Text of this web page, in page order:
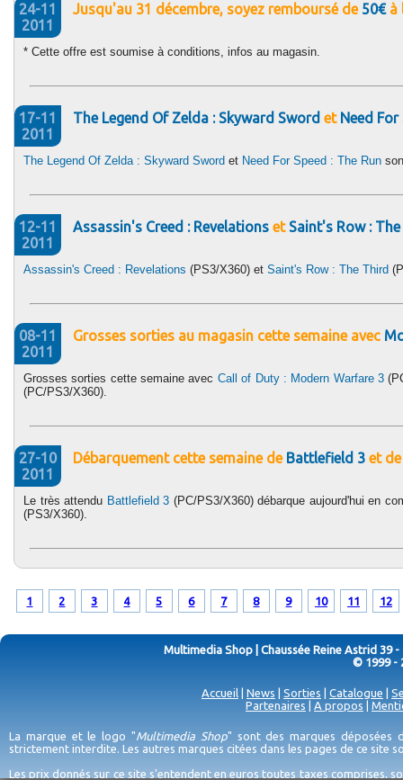
24-11
2011
Jusqu'au 31 décembre, soyez remboursé de 50€à
* Cette offre est soumise à conditions, infos au magasin.
17-11
2011
The Legend Of Zelda : Skyward Sword et Need For
The Legend Of Zelda : Skyward Sword et Need For Speed : The Run
12-11
2011
Assassin's Creed : Revelations etSaint's Row :
Assassin's Creed : Revelations (PS3/X360) et Saint's Row : The Third
08-11
2011
Grosses sorties au magasin cette semaine avec
Grosses sorties cette semaine avec Call of Duty : Modern Warfare 3
(PC/PS3/X360).
27-10
2011
Débarquement cette semaine de Battlefield 3 et
Le très attendu Battlefield 3 (PC/PS3/X360) débarque aujourd'hui en
(PS3/X360).
1 2 3 4 5 6 7 8 9 10 11 12
Multimedia Shop | Chaussée Reine Astrid 39 -
© 1999 -
Accueil News Sorties Catalogue
Partenaires
A propos
La marque et le logo "Multimedia Shop" sont des marques déposées
strictement interdite. Les autres marques citées dans les pages de ce site
Les prix donnés sur ce site s'entendent en euros toutes taxes comprises,